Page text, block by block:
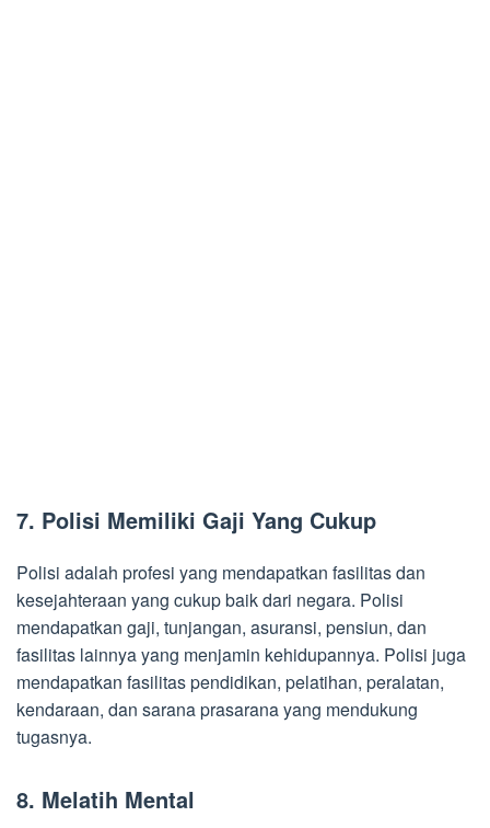
7. Polisi Memiliki Gaji Yang Cukup
Polisi adalah profesi yang mendapatkan fasilitas dan
kesejahteraan yang cukup baik dari negara. Polisi
mendapatkan gaji, tunjangan, asuransi, pensiun, dan
fasilitas lainnya yang menjamin kehidupannya. Polisi juga
mendapatkan fasilitas pendidikan, pelatihan, peralatan,
kendaraan, dan sarana prasarana yang mendukung
tugasnya.
8. Melatih Mental